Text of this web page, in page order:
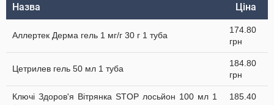
Назва Ціна
Аллертек Дерма гель 1 мг/г 30 г 1 туба
174.80
грн
Цетрилев гель 50 мл 1 туба
184.80
грн
Ключі Здоров'я Вітрянка STOP лосьйон 100 мл 1
185.40